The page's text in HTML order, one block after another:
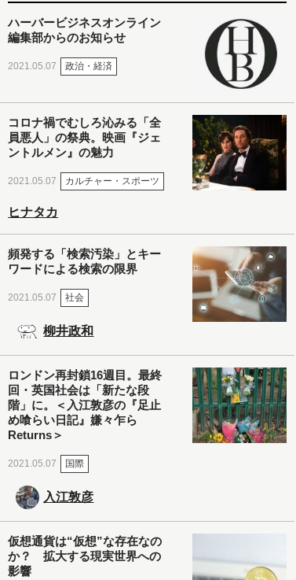
ハーバービジネスオンライン
編集部からのお知らせ
2021.05.07 政治・経済
コロナ禍でむしろ沁みる「全
員悪人」の祭典。映画『ジェ
ントルメン』の魅力
2021.05.07 カルチャー・スポーツ
ヒナタカ
頻発する「検索汚染」とキー
ワードによる検索の限界
2021.05.07 社会
柳井政和
ロンドン再封鎖16週目。最終
回・英国社会は「新たな段
階」に。＜入江敦彦の『足止
め喰らい日記』嫌々乍ら
Returns＞
2021.05.07 国際
入江敦彦
仮想通貨は“仮想”な存在なの
か？ 拡大する現実世界への
影響